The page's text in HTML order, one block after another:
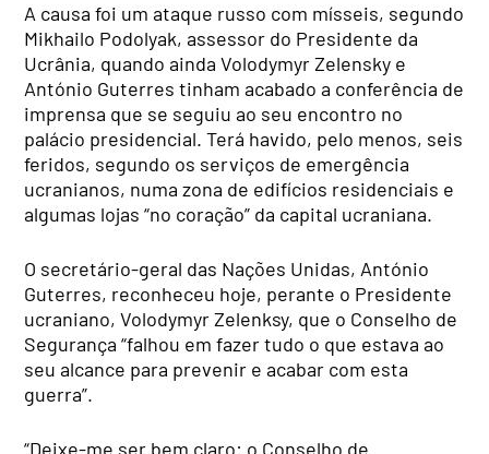
A causa foi um ataque russo com mísseis, segundo
Mikhailo Podolyak, assessor do Presidente da
Ucrânia, quando ainda Volodymyr Zelensky e
António Guterres tinham acabado a conferência de
imprensa que se seguiu ao seu encontro no
palácio presidencial. Terá havido, pelo menos, seis
feridos, segundo os serviços de emergência
ucranianos, numa zona de edifícios residenciais e
algumas lojas “no coração” da capital ucraniana.
O secretário-geral das Nações Unidas, António
Guterres, reconheceu hoje, perante o Presidente
ucraniano, Volodymyr Zelenksy, que o Conselho de
Segurança “falhou em fazer tudo o que estava ao
seu alcance para prevenir e acabar com esta
guerra”.
“Deixe-me ser bem claro: o Conselho de